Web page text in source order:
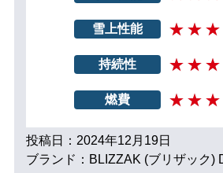
雪上性能
持続性
燃費
投稿日：2024年12月19日
ブランド：BLIZZAK (ブリザック)